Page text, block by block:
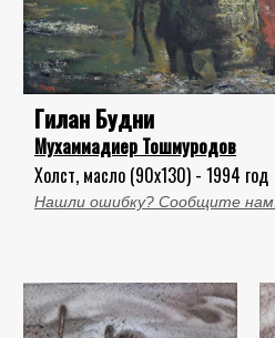
Гилан Будни
Мухаммадиер Тошмуродов
Холст, масло (90x130) - 1994 год
Нашли ошибку? Сообщите нам.